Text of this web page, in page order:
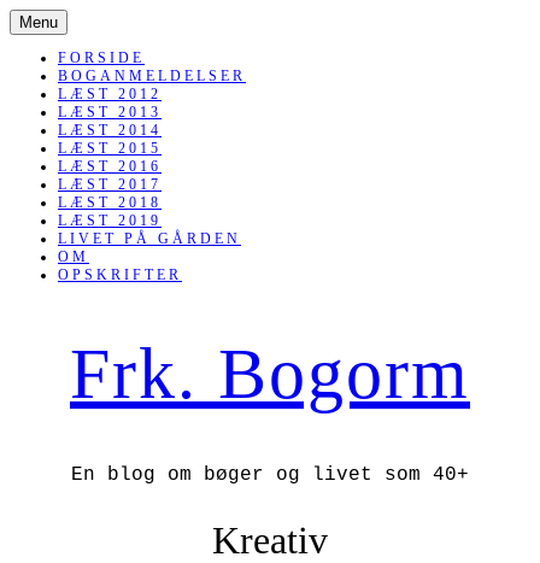
Menu SKIP
TO
CONTENT
FORSIDE
BOGANMELDELSER
LÆST 2012
LÆST 2013
LÆST 2014
LÆST 2015
LÆST 2016
LÆST 2017
LÆST 2018
LÆST 2019
LIVET PÅ GÅRDEN
OM
OPSKRIFTER
Frk. Bogorm
En blog om bøger og livet som 40+
Kreativ